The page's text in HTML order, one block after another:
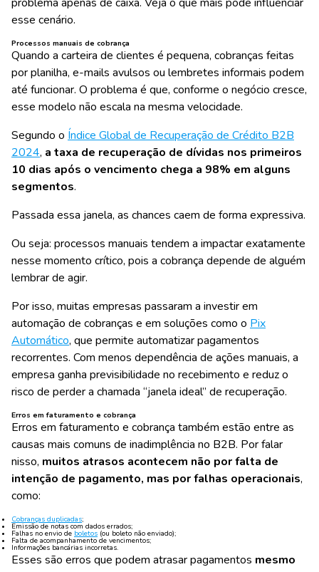
esse cenário.
Processos manuais de cobrança
Quando a carteira de clientes é pequena, cobranças feitas
por planilha, e-mails avulsos ou lembretes informais podem
até funcionar. O problema é que, conforme o negócio cresce,
esse modelo não escala na mesma velocidade.
Segundo o Índice Global de Recuperação de Crédito B2B
2024, a taxa de recuperação de dívidas nos primeiros
10 dias após o vencimento chega a 98% em alguns
segmentos.
Passada essa janela, as chances caem de forma expressiva.
Ou seja: processos manuais tendem a impactar exatamente
nesse momento crítico, pois a cobrança depende de alguém
lembrar de agir.
Por isso, muitas empresas passaram a investir em
automação de cobranças e em soluções como o Pix
Automático, que permite automatizar pagamentos
recorrentes. Com menos dependência de ações manuais, a
empresa ganha previsibilidade no recebimento e reduz o
risco de perder a chamada “janela ideal” de recuperação.
Erros em faturamento e cobrança
Erros em faturamento e cobrança também estão entre as
causas mais comuns de inadimplência no B2B. Por falar
nisso, muitos atrasos acontecem não por falta de
intenção de pagamento, mas por falhas operacionais,
como:
Cobranças duplicadas;
Emissão de notas com dados errados;
Falhas no envio de boletos (ou boleto não enviado);
Falta de acompanhamento de vencimentos;
Informações bancárias incorretas.
Esses são erros que podem atrasar pagamentos mesmo